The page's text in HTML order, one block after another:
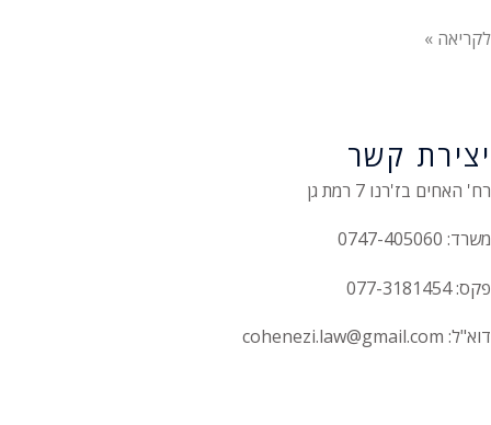
לקריאה »
יצירת קשר
רח' האחים בז'רנו 7 רמת גן
משרד: 0747-405060
פקס: 077-3181454
דוא"ל: cohenezi.law@gmail.com